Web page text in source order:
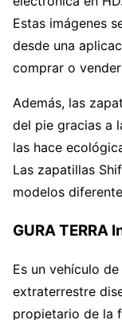
Estas imágenes
desde una
comprar o
Además, las
del pie gracias a
las hace
Las zapatillas
modelos
GURA TERRA
Es un vehículo
extraterrestre
propietario de la